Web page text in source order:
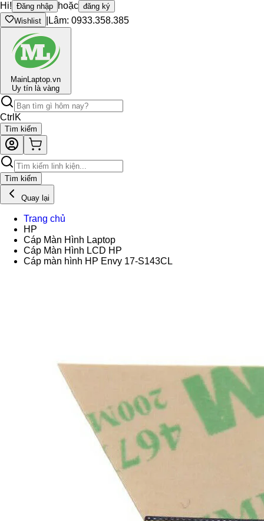
Hi! Đăng nhập hoặc đăng ký
Wishlist
Lâm: 0933.358.385
MainLaptop.vn
Uy tín là vàng
Ctrl K
Tìm kiếm
Tìm kiếm
Quay lại
Trang chủ
HP
Cáp Màn Hình Laptop
Cáp Màn Hình LCD HP
Cáp màn hình HP Envy 17-S143CL